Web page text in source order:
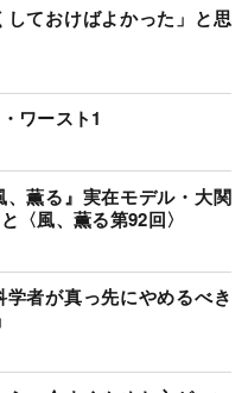
ておけばよかった」と思
ワースト1
薫る』実在モデル・大関
〈風、薫る第92回〉
者が真っ先にやめるべき